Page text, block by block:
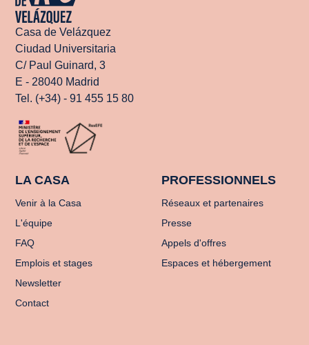
Casa de Velázquez
Ciudad Universitaria
C/ Paul Guinard, 3
E - 28040 Madrid
Tel. (+34) - 91 455 15 80
LA CASA
Venir à la Casa
L'équipe
FAQ
Emplois et stages
Newsletter
Contact
PROFESSIONNELS
Réseaux et partenaires
Presse
Appels d'offres
Espaces et hébergement